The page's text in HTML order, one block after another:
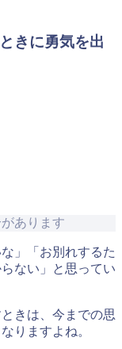
きに勇気を出
あります
」「お別れするた
ない」と思ってい
きは、今までの思
りますよね。